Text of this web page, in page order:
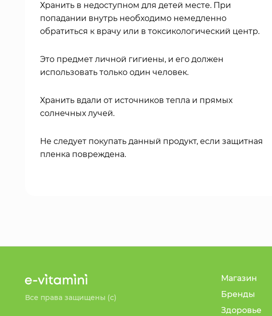
Хранить в недоступном для детей месте. При
попадании внутрь необходимо немедленно
обратиться к врачу или в токсикологический центр.
Это предмет личной гигиены, и его должен
использовать только один человек.
Хранить вдали от источников тепла и прямых
солнечных лучей.
Не следует покупать данный продукт, если защитная
пленка повреждена.
Все права защищены (с)
Магазин
Бренды
Здоровье